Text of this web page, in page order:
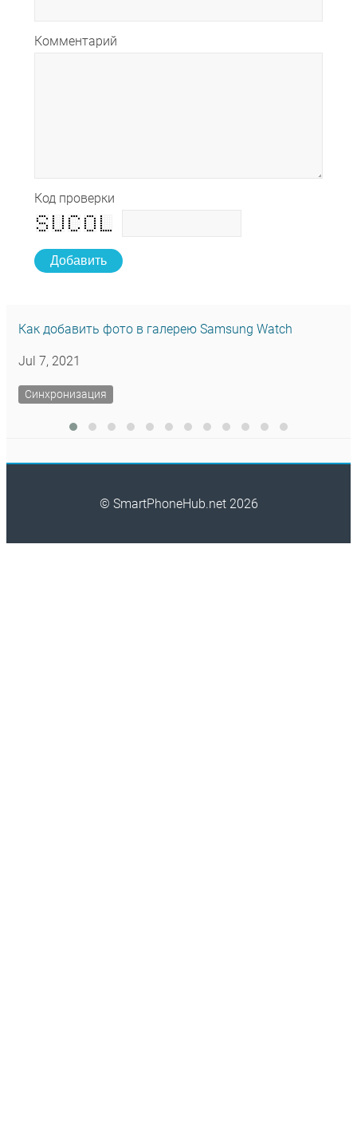
Комментарий
Код проверки
Добавить
Как добавить фото в галерею Samsung Watch
Jul 7, 2021
Синхронизация
© SmartPhoneHub.net 2026